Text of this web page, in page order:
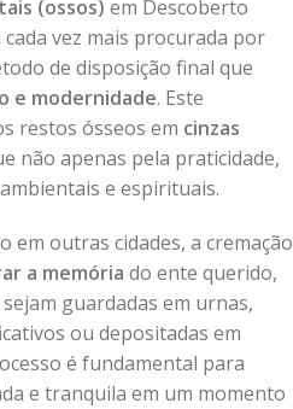
(ossos) em Descoberto
vez mais procurada por
de disposição final que
e modernidade. Este
restos ósseos em cinzas
não apenas pela praticidade,
e espirituais.
em outras cidades, a cremação
a memória do ente querido,
guardadas em urnas,
ou depositadas em
é fundamental para
e tranquila em um momento